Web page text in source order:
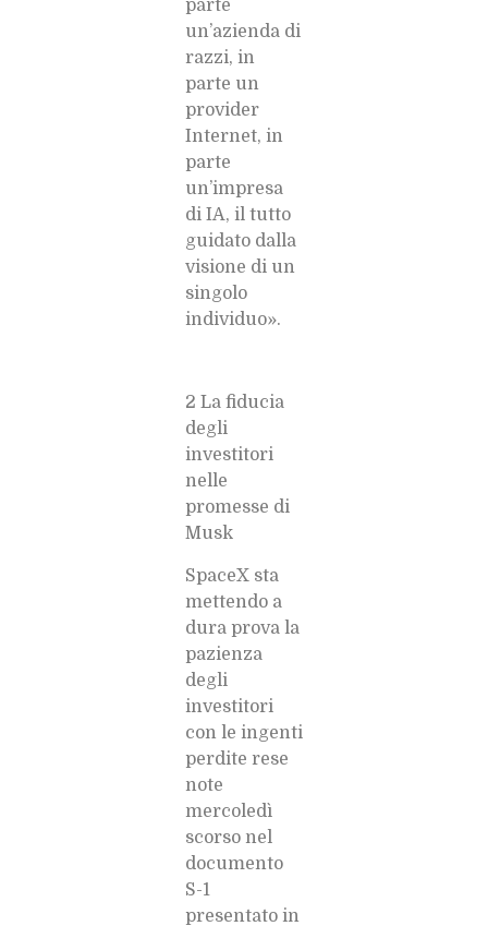
parte
un’azienda di
razzi, in
parte un
provider
Internet, in
parte
un’impresa
di IA, il tutto
guidato dalla
visione di un
singolo
individuo».
2 La fiducia
degli
investitori
nelle
promesse di
Musk
SpaceX sta
mettendo a
dura prova la
pazienza
degli
investitori
con le ingenti
perdite rese
note
mercoledì
scorso nel
documento
S-1
presentato in